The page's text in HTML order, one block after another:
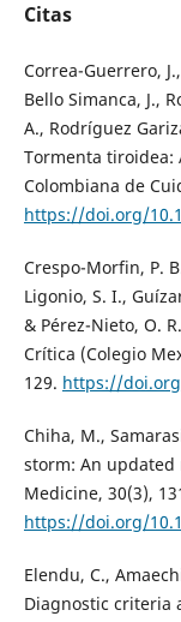
Citas
Correa-Guerrero,
Bello Simanca, J.,
A., Rodríguez
Tormenta tiroidea:
Colombiana de
https://doi.org/
Crespo-Morfin, P.
Ligonio, S. I.,
& Pérez-Nieto, O.
Crítica (Colegio
129. https://
Chiha, M.,
storm: An updated
Medicine, 30(3),
https://doi.org/
Elendu, C.,
Diagnostic criteria